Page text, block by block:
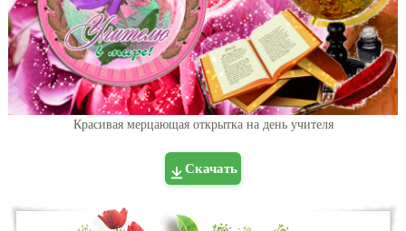
Красивая мерцающая открытка на день учителя
Скачать